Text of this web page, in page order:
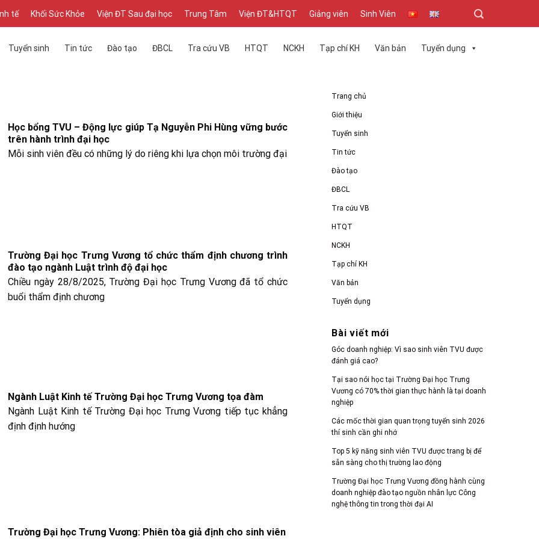
tế Khối Sức Khỏe Viện ĐT Sau đại học Trung Tâm Viện ĐT&HTQT Giảng viên Sinh Viên
Tuyển sinh Tin tức Đào tạo ĐBCL Tra cứu VB HTQT NCKH Tạp chí KH Văn bản Tuyển dụng
Học bổng TVU – Động lực giúp Tạ Nguyễn Phi Hùng vững bước
trên hành trình đại học
Mỗi sinh viên đều có những lý do riêng khi lựa chọn môi trường đại
Trường Đại học Trưng Vương tổ chức thẩm định chương trình
đào tạo ngành Luật trình độ đại học
Chiều ngày 28/8/2025, Trường Đại học Trưng Vương đã tổ chức
buổi thẩm định chương
Ngành Luật Kinh tế Trường Đại học Trưng Vương tọa đàm
Ngành Luật Kinh tế Trường Đại học Trưng Vương tiếp tục khẳng
định định hướng
Trường Đại học Trưng Vương: Phiên tòa giả định cho sinh viên
Trang chủ
Giới thiệu
Tuyển sinh
Tin tức
Đào tạo
ĐBCL
Tra cứu VB
HTQT
NCKH
Tạp chí KH
Văn bản
Tuyển dụng
Bài viết mới
Góc doanh nghiệp: Vì sao sinh viên TVU được
đánh giá cao?
Tại sao nói học tại Trường Đại học Trưng
Vương có 70% thời gian thực hành là tại doanh
nghiệp
Các mốc thời gian quan trọng tuyển sinh 2026
thí sinh cần ghi nhớ
Top 5 kỹ năng sinh viên TVU được trang bị để
sẵn sàng cho thị trường lao động
Trường Đại học Trưng Vương đồng hành cùng
doanh nghiệp đào tạo nguồn nhân lực Công
nghệ thông tin trong thời đại AI